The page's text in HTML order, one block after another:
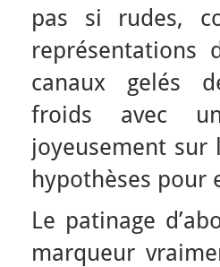
pas si rudes,
représentations
canaux gelés
froids avec
joyeusement sur
hypothèses pour
Le patinage
marqueur